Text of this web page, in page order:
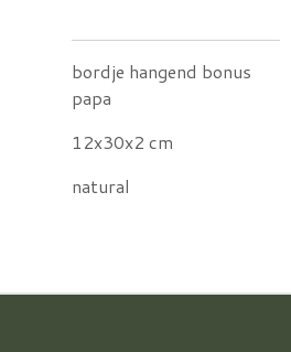
bordje hangend bonus
papa
12x30x2 cm
natural